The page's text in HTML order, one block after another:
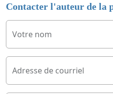
Contacter l'auteur de la
Votre nom
Adresse de courriel